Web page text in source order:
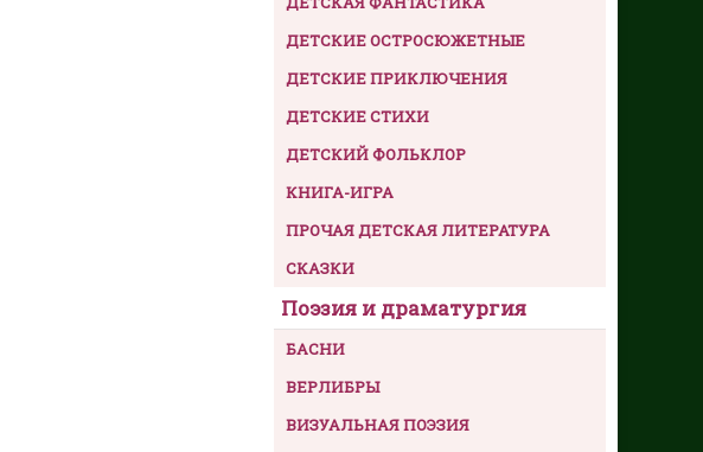
ДЕТСКИЕ ОСТРОСЮЖЕТНЫЕ
ДЕТСКИЕ ПРИКЛЮЧЕНИЯ
ДЕТСКИЕ СТИХИ
ДЕТСКИЙ ФОЛЬКЛОР
КНИГА-ИГРА
ПРОЧАЯ ДЕТСКАЯ ЛИТЕРАТУРА
СКАЗКИ
Поэзия и драматургия
БАСНИ
ВЕРЛИБРЫ
ВИЗУАЛЬНАЯ ПОЭЗИЯ